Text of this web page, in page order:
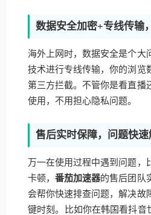
数据安全加密+专线传输
海外上网时，数据安全是个大
技术进行专线传输，你的浏览
第三方拦截。不管你是看直播
使用，不用担心隐私问题。
售后实时保障，问题快速
万一在使用过程中遇到问题，
卡顿，番茄加速器的售后团队
会帮你快速排查问题，解决故
键时刻。比如你在韩国看抖音